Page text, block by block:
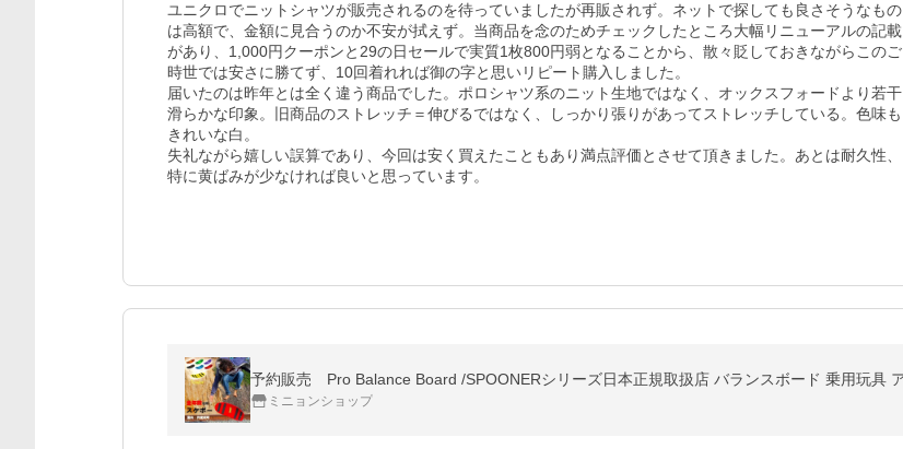
ユニクロでニットシャツが販売されるのを待っていましたが再販されず。ネットで探しても良さそうなもの
は高額で、金額に見合うのか不安が拭えず。当商品を念のためチェックしたところ大幅リニューアルの記載
があり、1,000円クーポンと29の日セールで実質1枚800円弱となることから、散々貶しておきながらこのご
時世では安さに勝てず、10回着れれば御の字と思いリピート購入しました。
届いたのは昨年とは全く違う商品でした。ポロシャツ系のニット生地ではなく、オックスフォードより若干
滑らかな印象。旧商品のストレッチ＝伸びるではなく、しっかり張りがあってストレッチしている。色味も
きれいな白。
失礼ながら嬉しい誤算であり、今回は安く買えたこともあり満点評価とさせて頂きました。あとは耐久性、
特に黄ばみが少なければ良いと思っています。
ミニョンショップ